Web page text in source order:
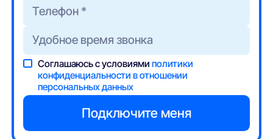
Соглашаюсь с условиямиполитики
конфиденциальности в отношении
персональных данных